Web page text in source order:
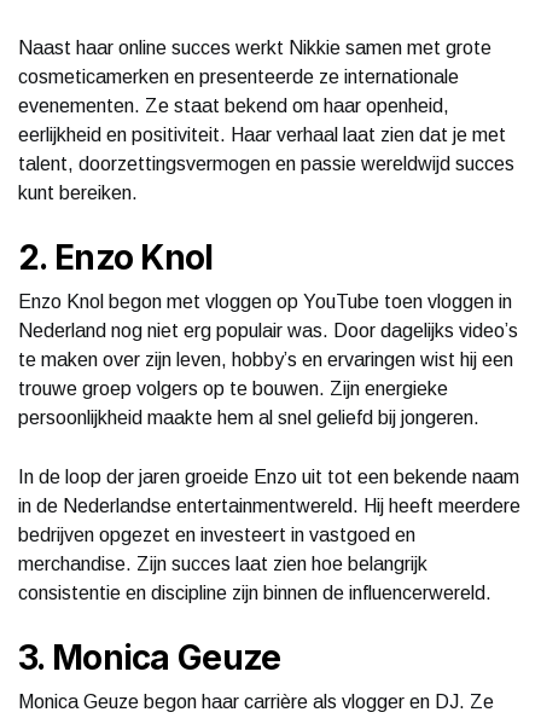
Naast haar online succes werkt Nikkie samen met grote
cosmeticamerken en presenteerde ze internationale
evenementen. Ze staat bekend om haar openheid,
eerlijkheid en positiviteit. Haar verhaal laat zien dat je met
talent, doorzettingsvermogen en passie wereldwijd succes
kunt bereiken.
2. Enzo Knol
Enzo Knol begon met vloggen op YouTube toen vloggen in
Nederland nog niet erg populair was. Door dagelijks video’s
te maken over zijn leven, hobby’s en ervaringen wist hij een
trouwe groep volgers op te bouwen. Zijn energieke
persoonlijkheid maakte hem al snel geliefd bij jongeren.
In de loop der jaren groeide Enzo uit tot een bekende naam
in de Nederlandse entertainmentwereld. Hij heeft meerdere
bedrijven opgezet en investeert in vastgoed en
merchandise. Zijn succes laat zien hoe belangrijk
consistentie en discipline zijn binnen de influencerwereld.
3. Monica Geuze
Monica Geuze begon haar carrière als vlogger en DJ. Ze